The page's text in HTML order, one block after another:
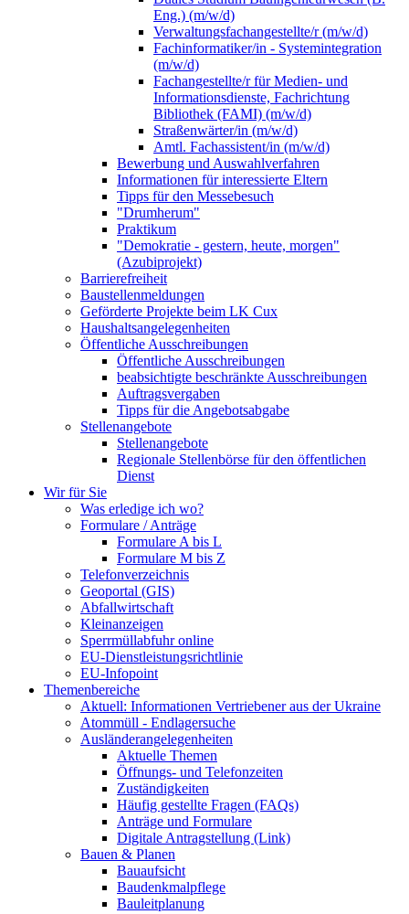
Eng.) (m/w/d)
Verwaltungsfachangestellte/r (m/w/d)
Fachinformatiker/in - Systemintegration
(m/w/d)
Fachangestellte/r für Medien- und
Informationsdienste, Fachrichtung
Bibliothek (FAMI) (m/w/d)
Straßenwärter/in (m/w/d)
Amtl. Fachassistent/in (m/w/d)
Bewerbung und Auswahlverfahren
Informationen für interessierte Eltern
Tipps für den Messebesuch
"Drumherum"
Praktikum
"Demokratie - gestern, heute, morgen"
(Azubiprojekt)
Barrierefreiheit
Baustellenmeldungen
Geförderte Projekte beim LK Cux
Haushaltsangelegenheiten
Öffentliche Ausschreibungen
Öffentliche Ausschreibungen
beabsichtigte beschränkte Ausschreibungen
Auftragsvergaben
Tipps für die Angebotsabgabe
Stellenangebote
Stellenangebote
Regionale Stellenbörse für den öffentlichen
Dienst
Wir für Sie
Was erledige ich wo?
Formulare / Anträge
Formulare A bis L
Formulare M bis Z
Telefonverzeichnis
Geoportal (GIS)
Abfallwirtschaft
Kleinanzeigen
Sperrmüllabfuhr online
EU-Dienstleistungsrichtlinie
EU-Infopoint
Themenbereiche
Aktuell: Informationen Vertriebener aus der Ukraine
Atommüll - Endlagersuche
Ausländerangelegenheiten
Aktuelle Themen
Öffnungs- und Telefonzeiten
Zuständigkeiten
Häufig gestellte Fragen (FAQs)
Anträge und Formulare
Digitale Antragstellung (Link)
Bauen & Planen
Bauaufsicht
Baudenkmalpflege
Bauleitplanung